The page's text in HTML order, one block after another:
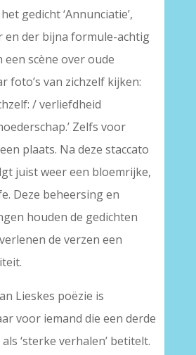
gedicht ‘Annunciatie’,
en der bijna formule-achtig
een scène over oude
foto’s van zichzelf kijken:
/ verliefdheid
Zelfs voor
plaats. Na deze staccato
juist weer een bloemrijke,
Deze beheersing en
houden de gedichten
de verzen een
Lieskes poëzie is
voor iemand die een derde
‘sterke verhalen’ betitelt.